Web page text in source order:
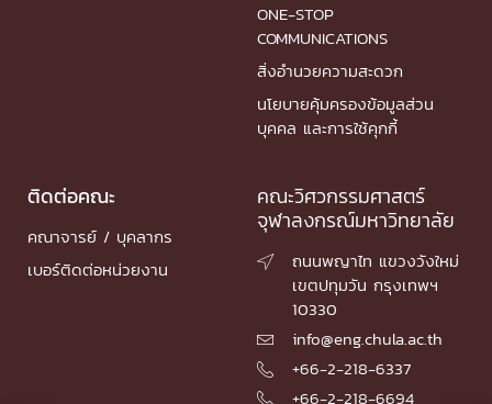
ONE-STOP
COMMUNICATIONS
สิ่งอำนวยความสะดวก
นโยบายคุ้มครองข้อมูลส่วน
บุคคล และการใช้คุกกี้
ติดต่อคณะ
คณาจารย์ / บุคลากร
เบอร์ติดต่อหน่วยงาน
คณะวิศวกรรมศาสตร์
จุฬาลงกรณ์มหาวิทยาลัย

ถนนพญาไท แขวงวังใหม่
เขตปทุมวัน กรุงเทพฯ
10330
 info@eng.chula.ac.th
 +66-2-218-6337
 +66-2-218-6694